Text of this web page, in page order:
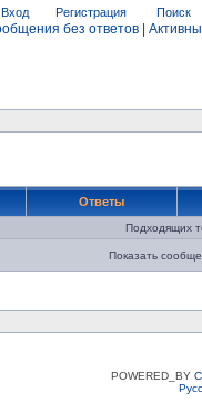
Вход Регистрация Поиск
без ответов
Ответы
Подходящих
Показать
POWERED_BY